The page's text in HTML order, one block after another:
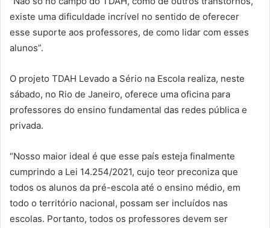
existe uma dificuldade incrível no sentido de oferecer
esse suporte aos professores, de como lidar com esses
alunos”.
O projeto TDAH Levado a Sério na Escola realiza, neste
sábado, no Rio de Janeiro, oferece uma oficina para
professores do ensino fundamental das redes pública e
privada.
“Nosso maior ideal é que esse país esteja finalmente
cumprindo a Lei 14.254/2021, cujo teor preconiza que
todos os alunos da pré-escola até o ensino médio, em
todo o território nacional, possam ser incluídos nas
escolas. Portanto, todos os professores devem ser